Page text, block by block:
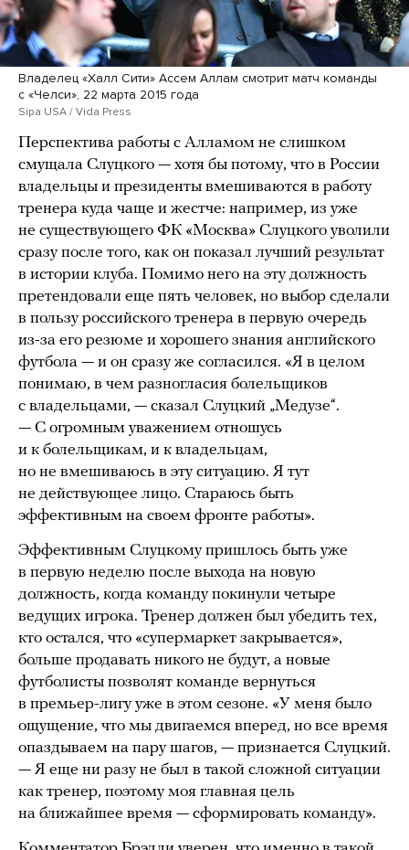
Владелец «Халл Сити» Ассем Аллам смотрит матч команды
с «Челси», 22 марта 2015 года
Sipa USA / Vida Press
Перспектива работы с Алламом не слишком
смущала Слуцкого — хотя бы потому, что в России
владельцы и президенты вмешиваются в работу
тренера куда чаще и жестче: например, из уже
не существующего ФК «Москва» Слуцкого уволили
сразу после того, как он показал лучший результат
в истории клуба. Помимо него на эту должность
претендовали еще пять человек, но выбор сделали
в пользу российского тренера в первую очередь
из-за его резюме и хорошего знания английского
футбола — и он сразу же согласился. «Я в целом
понимаю, в чем разногласия болельщиков
с владельцами, — сказал Слуцкий „Медузе“.
— С огромным уважением отношусь
и к болельщикам, и к владельцам,
но не вмешиваюсь в эту ситуацию. Я тут
не действующее лицо. Стараюсь быть
эффективным на своем фронте работы».
Эффективным Слуцкому пришлось быть уже
в первую неделю после выхода на новую
должность, когда команду покинули четыре
ведущих игрока. Тренер должен был убедить тех,
кто остался, что «супермаркет закрывается»,
больше продавать никого не будут, а новые
футболисты позволят команде вернуться
в премьер-лигу уже в этом сезоне. «У меня было
ощущение, что мы двигаемся вперед, но все время
опаздываем на пару шагов, — признается Слуцкий.
— Я еще ни разу не был в такой сложной ситуации
как тренер, поэтому моя главная цель
на ближайшее время — сформировать команду».